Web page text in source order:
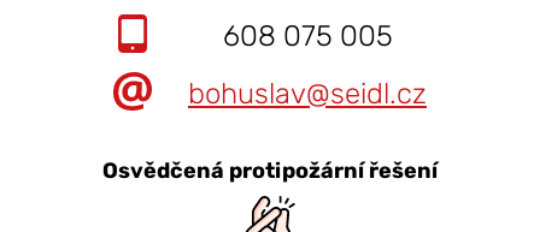
608 075 005
bohuslav@seidl.cz
Osvědčená protipožární řešení